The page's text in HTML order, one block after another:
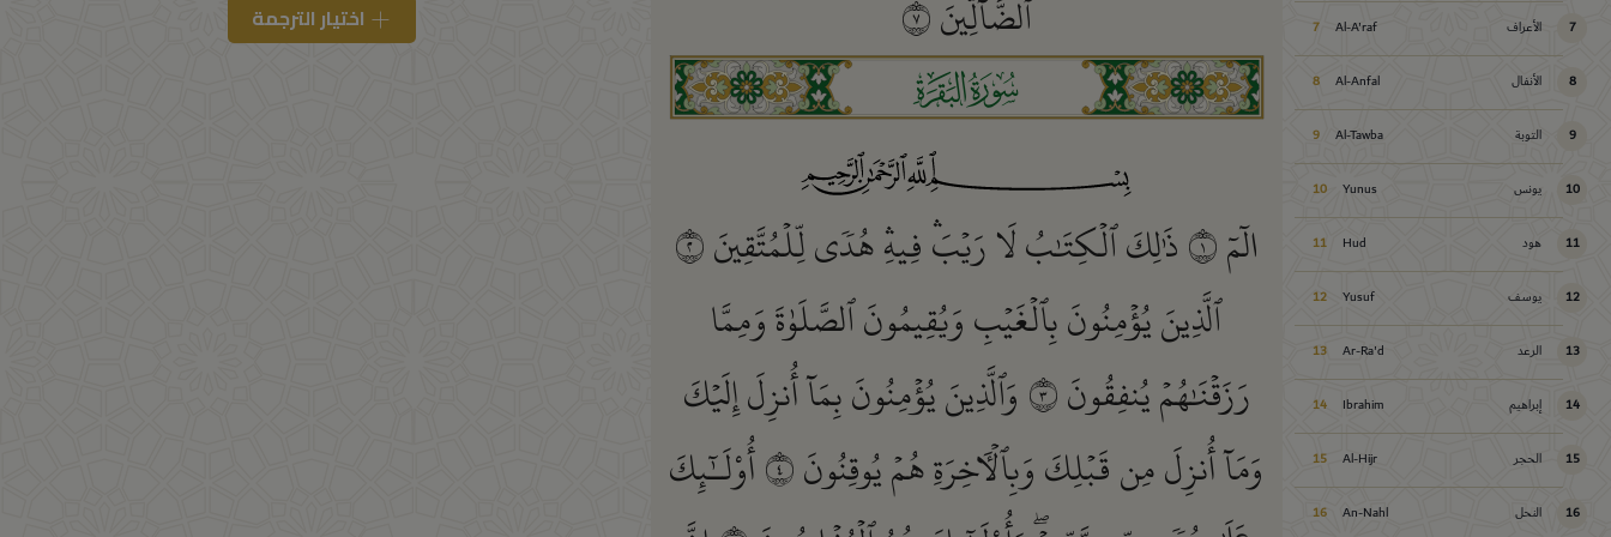
7 الأعراف Al-A'raf
7
8 الأنفال Al-Anfal
8
9 التوبة Al-Tawba
9
10 يونس Yunus
10
11 هود Hud
11
12 يوسف Yusuf
12
13 الرعد Ar-Ra'd
13
14 إبراهيم Ibrahim
14
15 الحجر Al-Hijr
15
16 النحل An-Nahl
16
ٱلضَّآلِّينَ٧
ﮎ
الٓمٓ١ذَٰلِكَ ٱلۡكِتَٰبُ لَا رَيۡبَۛ فِيهِۛ هُدٗى لِّلۡمُتَّقِينَ٢
ٱلَّذِينَ يُؤۡمِنُونَ بِٱلۡغَيۡبِ وَيُقِيمُونَ ٱلصَّلَوٰةَ وَمِمَّا
رَزَقۡنَٰهُمۡ يُنفِقُونَ٣وَٱلَّذِينَ يُؤۡمِنُونَ بِمَآ أُنزِلَ إِلَيۡكَ
وَمَآ أُنزِلَ مِن قَبۡلِكَ وَبِٱلۡأٓخِرَةِ هُمۡ يُوقِنُونَ٤أُوْلَـٰٓئِكَ
اختيار الترجمة